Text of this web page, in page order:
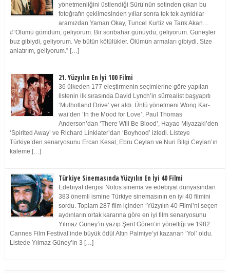
yönetmenliğini üstlendiği Sürü’nün setinden çıkan bu
fotoğrafın çekilmesinden yıllar sonra tek tek ayrıldılar
aramızdan Yaman Okay, Tuncel Kurtiz ve Tarık Akan…
#”Ölümü gömdüm, geliyorum. Bir sonbahar günüydü, geliyorum. Güneşler
buz gibiydi, geliyorum. Ve bütün kötülükler. Ölümün armaları gibiydi. Size
anlatırım, geliyorum.” […]
21. Yüzyılın En İyi 100 Filmi
36 ülkeden 177 eleştirmenin seçimlerine göre yapılan
listenin ilk sırasında David Lynch’in sürrealist başyapıtı
‘Mulholland Drive’ yer aldı. Ünlü yönetmeni Wong Kar-
wai’den ‘In the Mood for Love’, Paul Thomas
Anderson’dan ‘There Will Be Blood’, Hayao Miyazaki’den
‘Spirited Away’ ve Richard Linklater’dan ‘Boyhood’ izledi. Listeye
Türkiye’den senaryosunu Ercan Kesal, Ebru Ceylan ve Nuri Bilgi Ceylan’ın
kaleme […]
Türkiye Sinemasında Yüzyılın En İyi 40 Filmi
Edebiyat dergisi Notos sinema ve edebiyat dünyasından
383 önemli ismine Türkiye sinemasının en iyi 40 filmini
sordu. Toplam 287 film içinden ‘Yüzyılın 40 Filmi’ni seçen
aydınların ortak kararına göre en iyi film senaryosunu
Yılmaz Güney’in yazıp Şerif Gören’in yönettiği ve 1982
Cannes Film Festival’inde büyük ödül Altın Palmiye’yi kazanan ‘Yol’ oldu.
Listede Yılmaz Güney’in 3 […]